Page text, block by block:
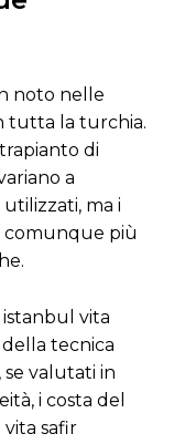
tutta la turchia.
di
a
ma i
comunque più
tecnica
valutati in
i costa del
safir